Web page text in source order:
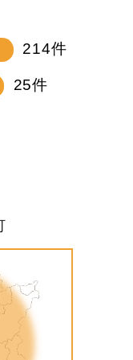
214件
25件